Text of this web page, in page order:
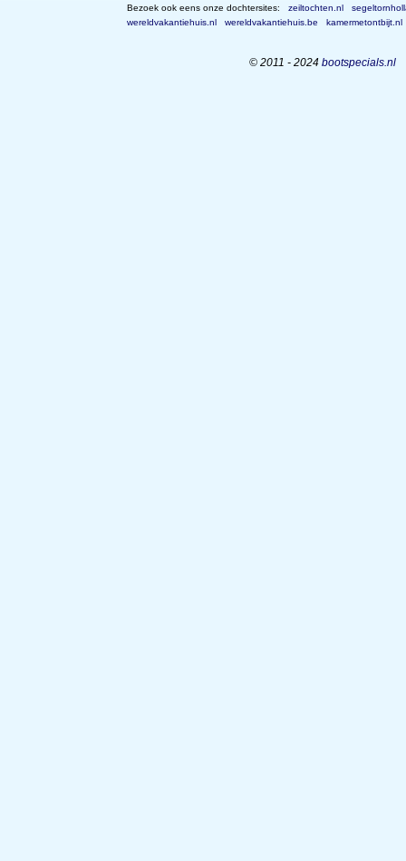
Bezoek ook eens onze dochtersites: zeiltochten.nl
wereldvakantiehuis.nl
wereldvakantiehuis.be kamermetontbijt.nl
© 2011 - 2024 bootspecials.nl